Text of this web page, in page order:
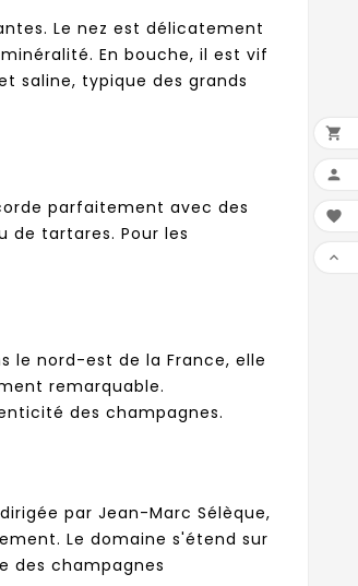
Le nez est délicatement
En bouche, il est vif
saline, typique des grands
parfaitement avec des
de tartares. Pour les
le nord-est de la France, elle
remarquable.
des champagnes.
par Jean-Marc Sélèque,
Le domaine s'étend sur
des champagnes



